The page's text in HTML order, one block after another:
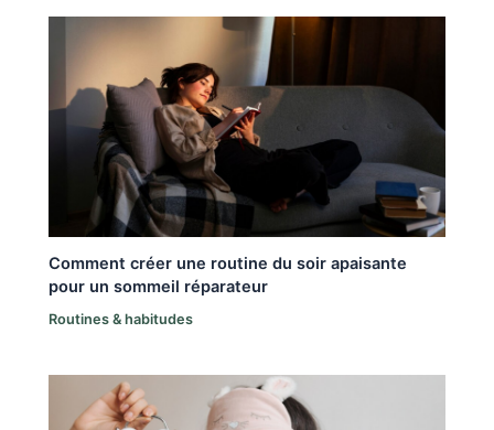
Comment créer une routine du soir apaisante
pour un sommeil réparateur
Routines & habitudes